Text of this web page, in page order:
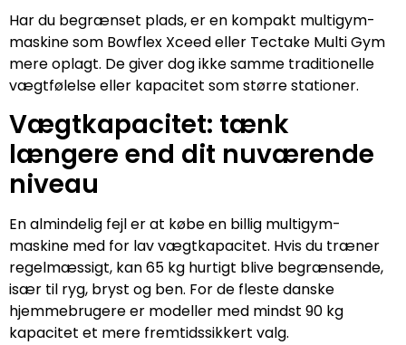
Har du begrænset plads, er en kompakt multigym-
maskine som Bowflex Xceed eller Tectake Multi Gym
mere oplagt. De giver dog ikke samme traditionelle
vægtfølelse eller kapacitet som større stationer.
Vægtkapacitet: tænk
længere end dit nuværende
niveau
En almindelig fejl er at købe en billig multigym-
maskine med for lav vægtkapacitet. Hvis du træner
regelmæssigt, kan 65 kg hurtigt blive begrænsende,
især til ryg, bryst og ben. For de fleste danske
hjemmebrugere er modeller med mindst 90 kg
kapacitet et mere fremtidssikkert valg.